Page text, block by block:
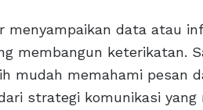
data atau
membangun keterikatan.
mudah memahami pesan
strategi komunikasi yang